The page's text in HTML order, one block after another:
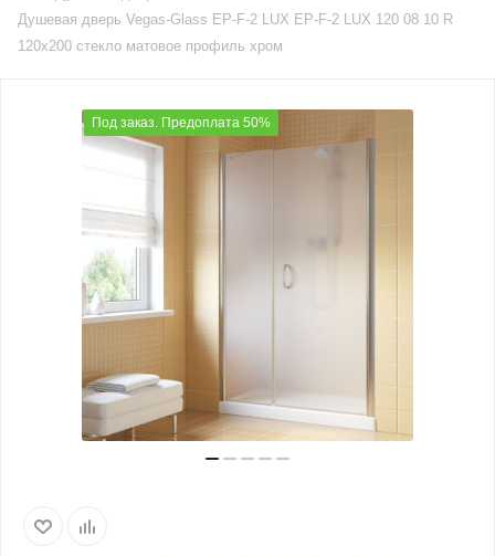
Душевая дверь Vegas-Glass EP-F-2 LUX EP-F-2 LUX 120 08 10 R
120х200 стекло матовое профиль хром
Под заказ. Предоплата 50%